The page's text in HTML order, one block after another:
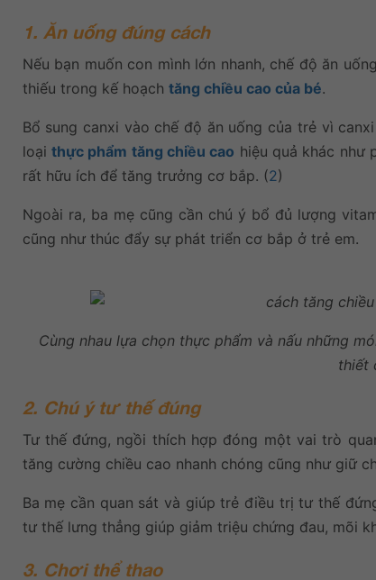
1. Ăn uống đúng cách
Nếu bạn muốn con mình lớn nhanh, chế độ ăn
thiếu trong kế hoạch tăng chiều cao của bé.
Bổ sung canxi vào chế độ ăn uống của trẻ vì
loại thực phẩm tăng chiều cao hiệu quả khác như
rất hữu ích để tăng trưởng cơ bắp. (2)
Ngoài ra, ba mẹ cũng cần chú ý bổ đủ lượng
cũng như thúc đẩy sự phát triển cơ bắp ở trẻ em.
Cùng nhau lựa chọn thực phẩm và nấu những
thiết
2. Chú ý tư thế đúng
Tư thế đứng, ngồi thích hợp đóng một vai trò
tăng cường chiều cao nhanh chóng cũng như giữ
Ba mẹ cần quan sát và giúp trẻ điều trị tư thế
tư thế lưng thẳng giúp giảm triệu chứng đau, mõi
3. Chơi thể thao